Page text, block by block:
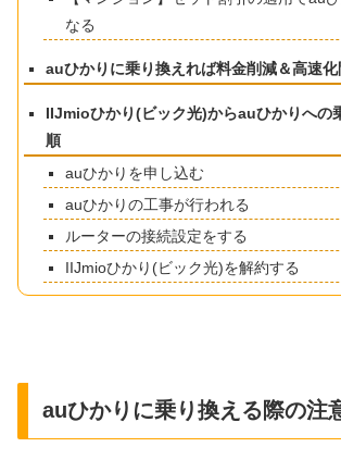
なる
auひかりに乗り換えれば料金削減＆高速化
IIJmioひかり(ビック光)からauひかりへの
順
auひかりを申し込む
auひかりの工事が行われる
ルーターの接続設定をする
IIJmioひかり(ビック光)を解約する
auひかりに乗り換える際の注